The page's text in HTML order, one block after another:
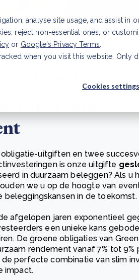
analyse site usage, and assist in
reject non-essential ones, or
or Google's Privacy Terms
when you visit this website.
Cookies settings
obligatie-uitgiften en twee
is onze uitgifte
in duurzaam beleggen? Als u
we u op de hoogte van
beleggingskansen in de toekomst.
afgelopen jaren exponentieel
een unieke kans
De groene obligaties van
rendement vanaf 7% tot 9%
perfecte combinatie van slim
impact.